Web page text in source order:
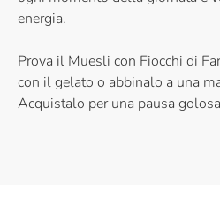
energia.
Prova il Muesli con Fiocchi di
con il gelato o abbinalo a una
Acquistalo per una pausa